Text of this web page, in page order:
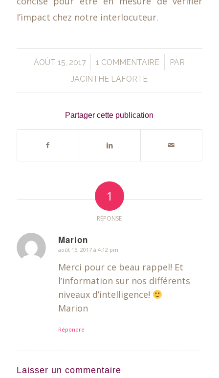
l’impact chez notre interlocuteur.
AOÛT 15, 2017
/ 1 COMMENTAIRE
/
PAR
JACINTHE LAFORTE
Partager cette publication
1
RÉPONSE
Marion
dit
août 15, 2017 à 4:12 pm
Merci pour ce beau rappel! Et
l’information sur nos différents
niveaux d’intelligence!
Marion
Répondre
Laisser un commentaire